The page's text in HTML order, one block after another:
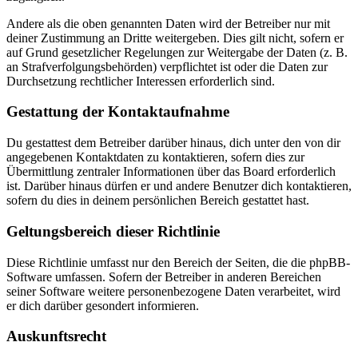
Andere als die oben genannten Daten wird der Betreiber nur mit
deiner Zustimmung an Dritte weitergeben. Dies gilt nicht, sofern er
auf Grund gesetzlicher Regelungen zur Weitergabe der Daten (z. B.
an Strafverfolgungsbehörden) verpflichtet ist oder die Daten zur
Durchsetzung rechtlicher Interessen erforderlich sind.
Gestattung der Kontaktaufnahme
Du gestattest dem Betreiber darüber hinaus, dich unter den von dir
angegebenen Kontaktdaten zu kontaktieren, sofern dies zur
Übermittlung zentraler Informationen über das Board erforderlich
ist. Darüber hinaus dürfen er und andere Benutzer dich kontaktieren,
sofern du dies in deinem persönlichen Bereich gestattet hast.
Geltungsbereich dieser Richtlinie
Diese Richtlinie umfasst nur den Bereich der Seiten, die die phpBB-
Software umfassen. Sofern der Betreiber in anderen Bereichen
seiner Software weitere personenbezogene Daten verarbeitet, wird
er dich darüber gesondert informieren.
Auskunftsrecht